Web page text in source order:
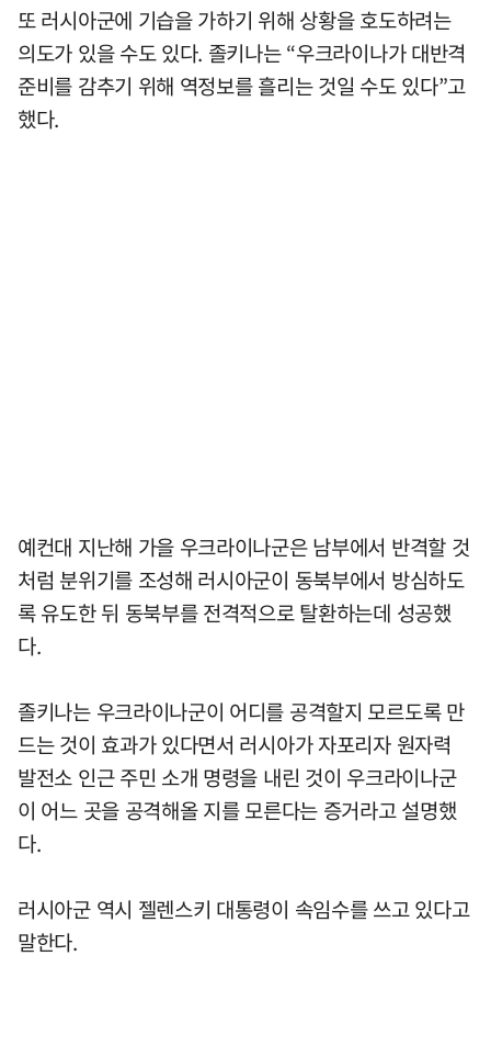
또 러시아군에 기습을 가하기 위해 상황을 호도하려는
의도가 있을 수도 있다. 졸키나는 “우크라이나가 대반격
준비를 감추기 위해 역정보를 흘리는 것일 수도 있다”고
했다.
예컨대 지난해 가을 우크라이나군은 남부에서 반격할 것
처럼 분위기를 조성해 러시아군이 동북부에서 방심하도
록 유도한 뒤 동북부를 전격적으로 탈환하는데 성공했
다.
졸키나는 우크라이나군이 어디를 공격할지 모르도록 만
드는 것이 효과가 있다면서 러시아가 자포리자 원자력
발전소 인근 주민 소개 명령을 내린 것이 우크라이나군
이 어느 곳을 공격해올 지를 모른다는 증거라고 설명했
다.
러시아군 역시 젤렌스키 대통령이 속임수를 쓰고 있다고
말한다.